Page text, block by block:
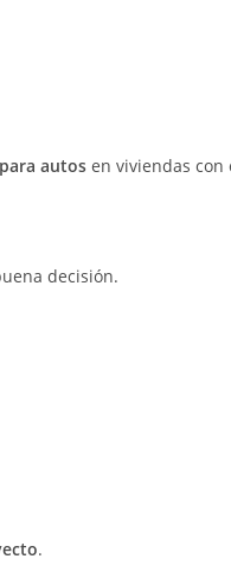
autos en viviendas
decisión.
.